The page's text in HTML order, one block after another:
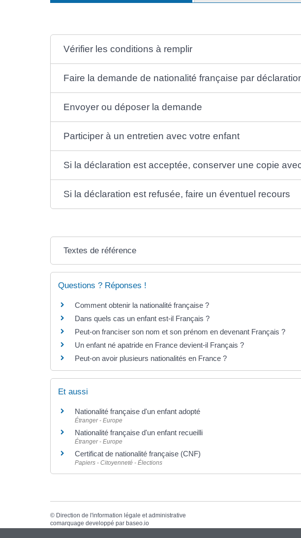
Vérifier les conditions à remplir
Faire la demande de nationalité française par
Envoyer ou déposer la demande
Participer à un entretien avec votre enfant
Si la déclaration est acceptée, conserver une copie
Si la déclaration est refusée, faire un éventuel recours
Textes de référence
Questions ? Réponses !
Comment obtenir la nationalité française ?
Dans quels cas un enfant est-il Français ?
Peut-on franciser son nom et son prénom en devenant Français ?
Un enfant né apatride en France devient-il Français ?
Peut-on avoir plusieurs nationalités en France ?
Et aussi
Nationalité française d'un enfant adopté
Étranger - Europe
Nationalité française d'un enfant recueilli
Étranger - Europe
Certificat de nationalité française (CNF)
Papiers - Citoyenneté - Élections
© Direction de l'information légale et administrative
comarquage developpé par baseo.io